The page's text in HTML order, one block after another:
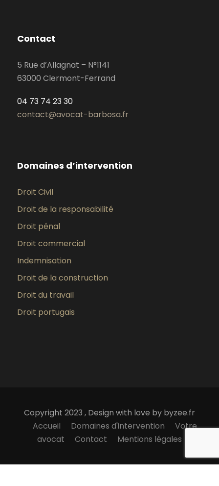
Contact
5 Rue d’Allagnat – N°1141
63000 Clermont-Ferrand
04 73 74 23 30
contact@avocat-barbosa.fr
Domaines d’intervention
Droit Civil
Droit de la responsabilité
Droit pénal
Droit commercial
Indemnisation
Droit de la construction
Droit du travail
Droit portugais
Copyright 2023 , Design with love by byzee.fr
Accueil
Domaines d'intervention
Votre
avocat
Contact Mentions légales